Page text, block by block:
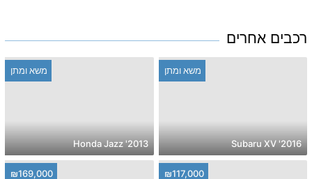
רכבים אחרים
משא ומתן
2016' Subaru XV
משא ומתן
2013' Honda Jazz
₪117,000
₪169,000